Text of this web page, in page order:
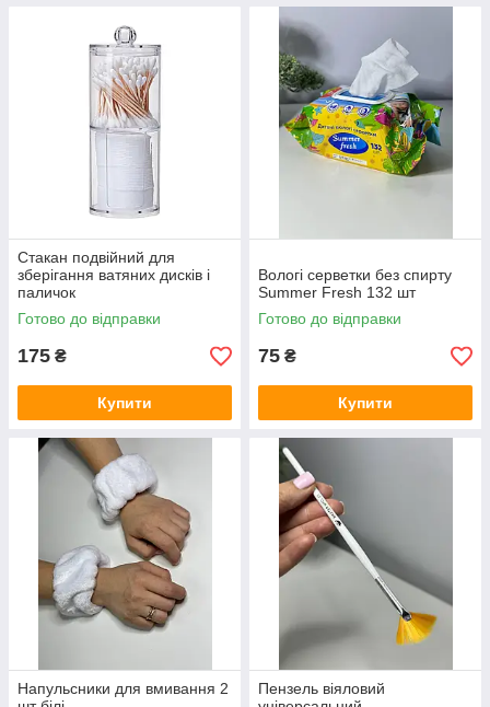
Стакан подвійний для
зберігання ватяних дисків і
паличок
Готово до відправки
175 ₴
Купити
Вологі серветки без спирту
Summer Fresh 132 шт
Готово до відправки
75 ₴
Купити
Напульсники для вмивання 2
Пензель віяловий